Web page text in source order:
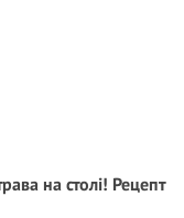
на столі! Рецепт